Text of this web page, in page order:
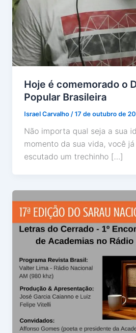
Hoje é comemorado o
Popular Brasileira
Israel Carvalho /17 de outubro de
Não importa qual seja a sua
momento da sua vida, você
escutado um trechinho […]